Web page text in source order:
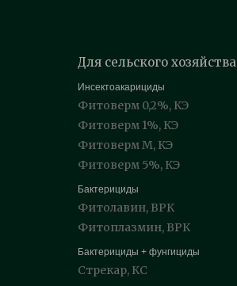
Для сельского хозяйства
Инсектоакарициды
Фитоверм 0,2%, КЭ
Фитоверм 1%, КЭ
Фитоверм М, КЭ
Фитоверм 5%, КЭ
Бактерициды
Фитолавин, ВРК
Фитоплазмин, ВРК
Бактерициды + фунгициды
Стрекар, КС